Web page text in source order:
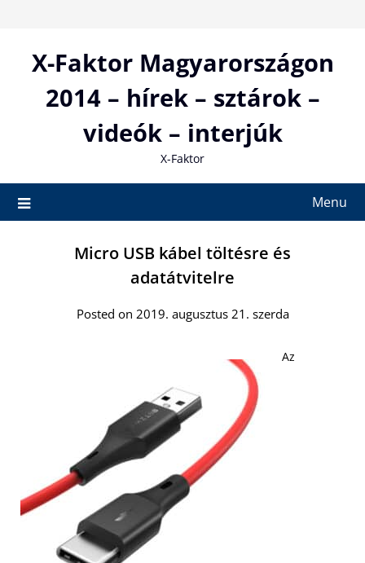
contentX-Faktor Magyarországon
2014 – hírek – sztárok –
videók – interjúk
X-Faktor
Menu
Micro USB kábel töltésre és
adatátvitelre
Posted on 2019. augusztus 21. szerda
Az